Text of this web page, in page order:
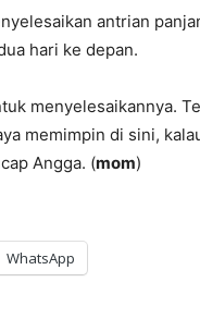
antrian
hari ke depan.
menyelesaikannya.
memimpin di sini,
Angga. (mom)
WhatsApp